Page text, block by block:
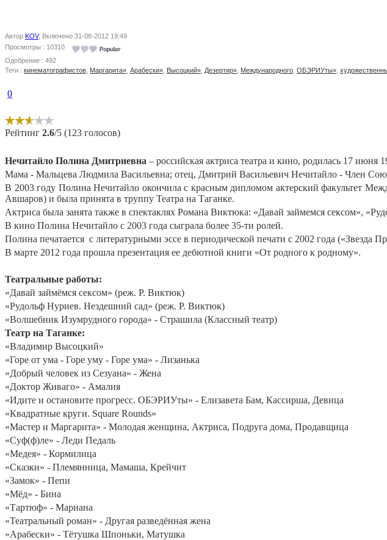
Автор KOV, Включено 31-08-2012 19:49
Просмотры : 10310
Одобрение : 492
Теги : кинематографистов Маргарита» Арабески» Высоцкий» Дезертир» Международного ОБЭРИУты»
0
Рейтинг 2.6/5 (123 голосов)
Нечитайло Полина Дмитриевна – российская актриса театра и кино, родилась 17 июня
Мама - Мальцева Людмила Васильевна; отец, Дмитрий Васильевич Нечитайло - Член
В 2003 году Полина Нечитайло окончила с красным дипломом актерский факультет
Авшаров) и была принята в труппу Театра на Таганке.
Актриса была занята также в спектаклях Романа Виктюка: «Давай займемся сексом»,
В кино Полина Нечитайло с 2003 года сыграла более 35-ти ролей.
Полина печатается с литературными эссе в периодической печати с 2002 года
В марте 2012 года прошла презентация ее дебютной книги «От родного к родному».
Театральные работы:
«Давай займёмся сексом» (реж. Р. Виктюк)
«Рудольф Нуриев. Нездешний сад» (реж. Р. Виктюк)
«Волшебник Изумрудного города» - Страшила (Классный театр)
Театр на Таганке:
«Владимир Высоцкий»
«Горе от ума - Горе уму - Горе ума» - Лизанька
«Добрый человек из Сезуана» - Жена
«Доктор Живаго» - Амалия
«Идите и остановите прогресс. ОБЭРИУты» - Елизавета Бам, Кассирша, Девица
«Квадратные круги. Square Rounds»
«Мастер и Маргарита» - Молодая женщина, Актриса, Подруга дома, Продавщица
«Суф(ф)ле» - Леди Педаль
«Медея» - Кормилица
«Сказки» - Племянница, Мамаша, Крейчит
«Замок» - Пепи
«Мёд» - Бина
«Тартюф» - Мариана
«Театральный роман» - Другая разведённая жена
«Арабески» - Тётушка Шпоньки, Матушка